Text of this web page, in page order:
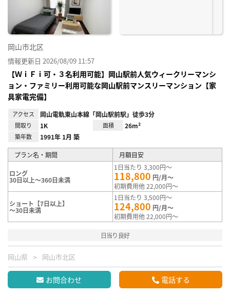
岡山市北区
情報更新日 2026/08/09 11:57
【ＷｉＦｉ可・３名利用可能】岡山駅前人気ウィークリーマンシ
ョン・ファミリー利用可能な岡山駅前マンスリーマンション【家
具家電完備】
アクセス 岡山電軌東山本線「岡山駅前駅」徒歩3分
間取り 1K 面積 26m²
築年数 1991年 1月 築
プラン名・期間 月額目安
ロング
30日以上～360日未満
1日当たり 3,300円～
118,800 円/月～
初期費用他 22,000円～
ショート【7日以上】
～30日未満
1日当たり 3,500円～
124,800 円/月～
初期費用他 22,000円～
日当り良好
岡山県 岡山市北区
お問合わせ 電話する